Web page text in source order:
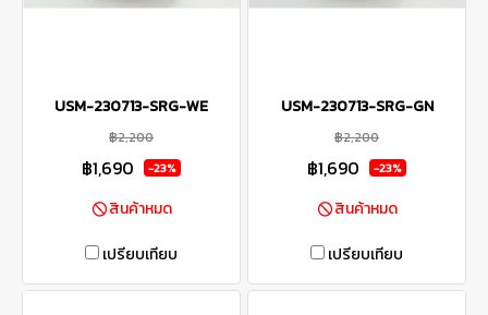
USM-230713-SRG-WE
฿2,200
฿1,690 -23%
สินค้าหมด
เปรียบเทียบ
USM-230713-SRG-GN
฿2,200
฿1,690 -23%
สินค้าหมด
เปรียบเทียบ